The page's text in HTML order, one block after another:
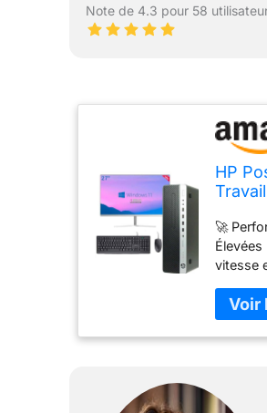
Note de 4.3 pour 58
HP
RAM,
écran
🚀
vitesse
une